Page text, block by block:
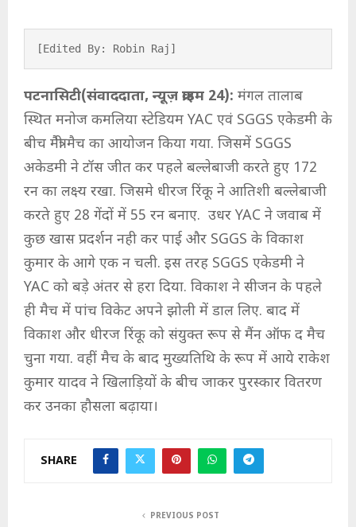
[Edited By: Robin Raj]
पटनासिटी(संवाददाता, न्यूज़ क्राइम 24): मंगल तालाब
स्थित मनोज कमलिया स्टेडियम YAC एवं SGGS एकेडमी के
बीच मैत्री मैच का आयोजन किया गया. जिसमें SGGS
अकेडमी ने टॉस जीत कर पहले बल्लेबाजी करते हुए 172
रन का लक्ष्य रखा. जिसमे धीरज रिंकू ने आतिशी बल्लेबाजी
करते हुए 28 गेंदों में 55 रन बनाए. उधर YAC ने जवाब में
कुछ खास प्रदर्शन नही कर पाई और SGGS के विकाश
कुमार के आगे एक न चली. इस तरह SGGS एकेडमी ने
YAC को बड़े अंतर से हरा दिया. विकाश ने सीजन के पहले
ही मैच में पांच विकेट अपने झोली में डाल लिए. बाद में
विकाश और धीरज रिंकू को संयुक्त रूप से मैंन ऑफ द मैच
चुना गया. वहीं मैच के बाद मुख्यतिथि के रूप में आये राकेश
कुमार यादव ने खिलाड़ियों के बीच जाकर पुरस्कार वितरण
कर उनका हौसला बढ़ाया।
SHARE
PREVIOUS POST